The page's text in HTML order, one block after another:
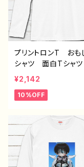
プリントロンT おも
シャツ 面白Tシャ
ズ レディース かわ
い イラスト パン
物 ゆるかわ おす
ク ゆるい ネタ系
気 イラストレータ
師 クリエイター
シャツ ロングTシ
リジナル デザイン
¥2,142
10%OFF